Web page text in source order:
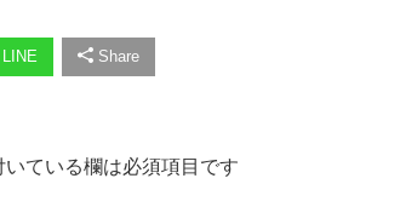
LINE Share
いている欄は必須項目です